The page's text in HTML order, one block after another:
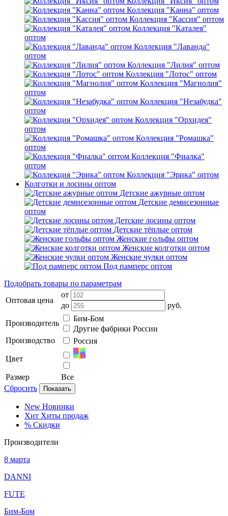
Коллекция "Канна" оптом
Коллекция "Кассия" оптом
Коллекция "Каталея"
оптом
Коллекция "Лаванда"
оптом
Коллекция "Лилия" оптом
Коллекция "Лотос" оптом
Коллекция "Магнолия"
оптом
Коллекция "Незабудка"
оптом
Коллекция "Орхидея"
оптом
Коллекция "Ромашка"
оптом
Коллекция "Фиалка"
оптом
Коллекция "Эрика" оптом
Колготки и лосины оптом
Детские ажурные оптом
Детские демисезонные
оптом
Детские лосины оптом
Детские тёплые оптом
Женские гольфы оптом
Женские колготки оптом
Женские чулки оптом
Под памперс оптом
Подобрать товары по параметрам
Оптовая цена
от
до
руб.
Производитель
Бим-Бом
Другие фабрики России
Производство
Россия
Цвет
Размер
Все
Сбросить
Показать
New Новинки
Хит Хиты продаж
% Скидки
Производители
8 марта
DANNI
FUTE
Бим-Бом